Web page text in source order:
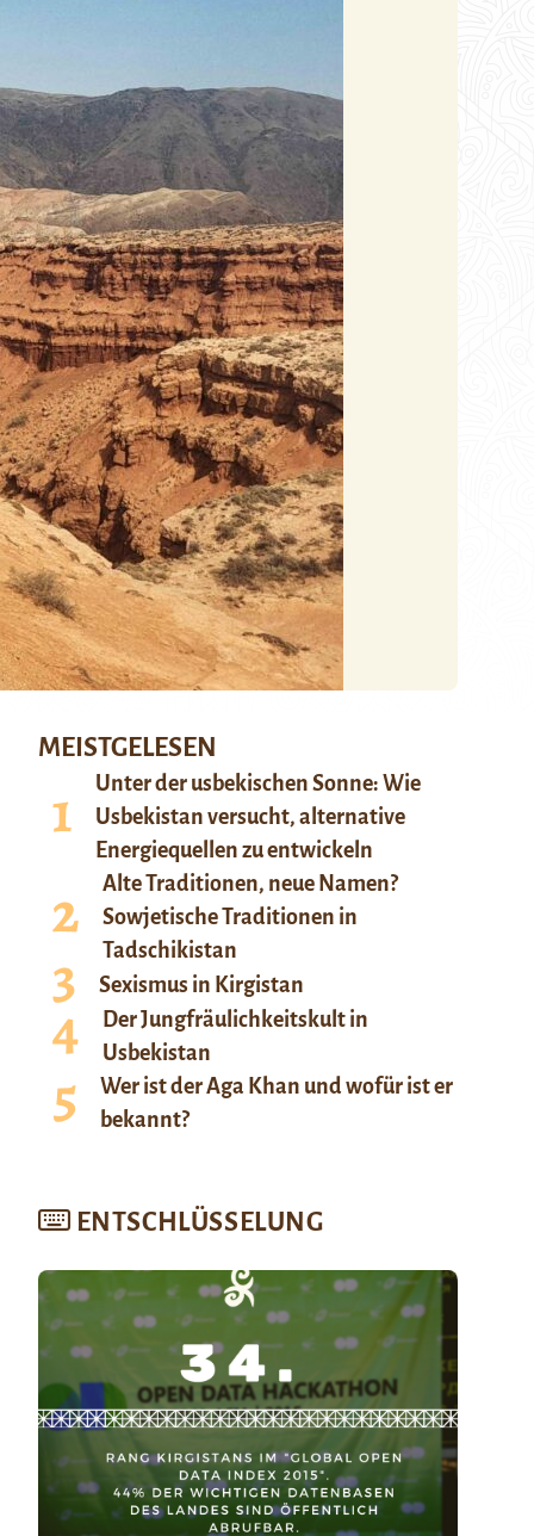
MEISTGELESEN
Unter der usbekischen Sonne: Wie
Usbekistan versucht, alternative
Energiequellen zu entwickeln
Alte Traditionen, neue Namen?
Sowjetische Traditionen in
Tadschikistan
Sexismus in Kirgistan
Der Jungfräulichkeitskult in
Usbekistan
Wer ist der Aga Khan und wofür ist er
bekannt?
ENTSCHLÜSSELUNG